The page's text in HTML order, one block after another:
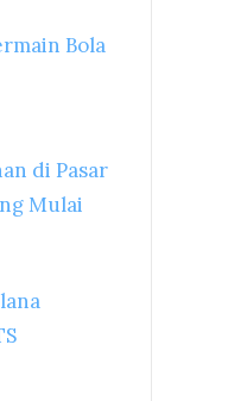
Bola
di Pasar
Mulai